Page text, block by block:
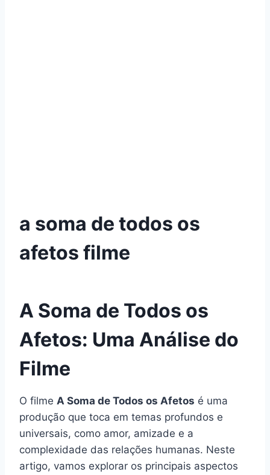
a soma de todos os
afetos filme
A Soma de Todos os
Afetos: Uma Análise do
Filme
O filme A Soma de Todos os Afetos é uma
produção que toca em temas profundos e
universais, como amor, amizade e a
complexidade das relações humanas. Neste
artigo, vamos explorar os principais aspectos